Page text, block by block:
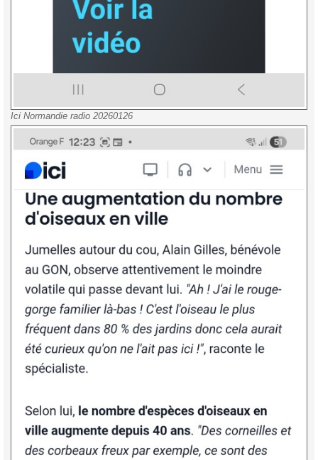
Ici Normandie radio 20260126